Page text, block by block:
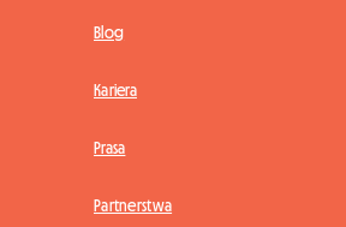
Blog
Kariera
Prasa
Partnerstwa